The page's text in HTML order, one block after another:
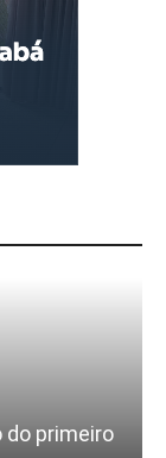
do primeiro